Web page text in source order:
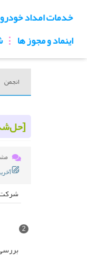
خدمات امداد
اینماد و مجوز ها
انجمن
2